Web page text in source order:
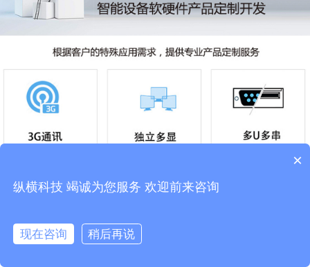
×
纵横科技 竭诚为您服务 欢迎前来咨询
现在咨询 稍后再说